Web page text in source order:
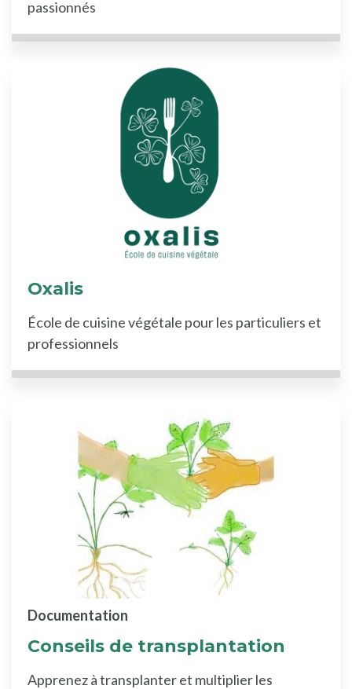
passionnés
Oxalis
École de cuisine végétale pour les particuliers et
professionnels
Conseils de transplantation
Documentation
Apprenez à transplanter et multiplier les